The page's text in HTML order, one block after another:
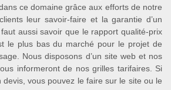
ce domaine grâce aux efforts de notre
leur savoir-faire et la garantie d’un
aussi savoir que le rapport qualité-prix
le plus bas du marché pour le projet de
Nous disposons d’un site web et nos
informeront de nos grilles tarifaires. Si
vous pouvez le faire sur le site ou le